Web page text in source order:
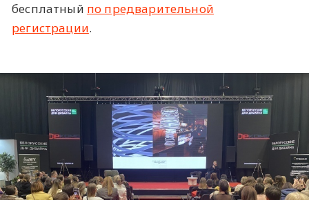
бесплатный по предварительной
регистрации.